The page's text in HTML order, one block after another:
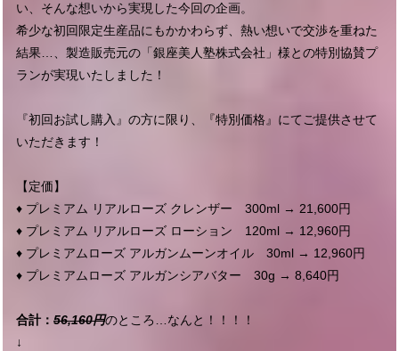
い、そんな想いから実現した今回の企画。
希少な初回限定生産品にもかかわらず、熱い想いで交渉を重ねた
結果…、製造販売元の「銀座美人塾株式会社」様との特別協賛プ
ランが実現いたしました！
『初回お試し購入』の方に限り、『特別価格』にてご提供させて
いただきます！
【定価】
♦︎ プレミアム リアルローズ クレンザー 300ml → 21,600円
♦︎ プレミアム リアルローズ ローション 120ml → 12,960円
♦︎ プレミアムローズ アルガンムーンオイル 30ml → 12,960円
♦︎ プレミアムローズ アルガンシアバター 30g → 8,640円
合計： 56,160円のところ…なんと！！！！
↓